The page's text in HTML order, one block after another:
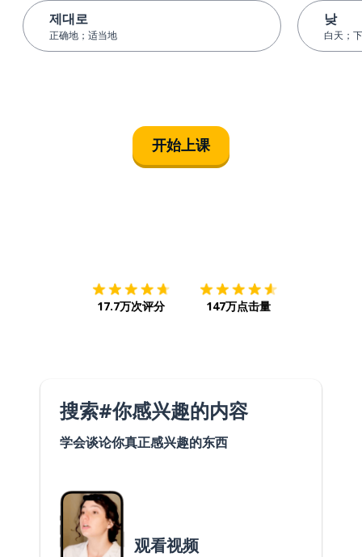
제대로
正确地；适当地
낮
白天；
开始上课
17.7万次评分 147万点击量
搜索#你感兴趣的内容
学会谈论你真正感兴趣的东西
观看视频